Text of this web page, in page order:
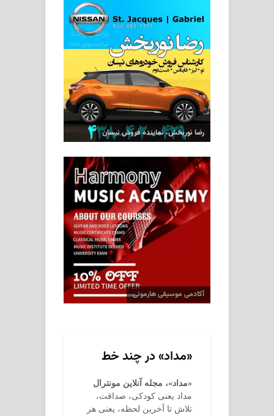
رضا نوربخش، نماینده فروش نیسان
آکادمی موسیقی هارمونی
«مداد» در چند خط
«مداد»، مجله آنلاین مونترال
مداد یعنی کودکی، صداقت،
تلاش تا آخرین لحظه، یعنی هر